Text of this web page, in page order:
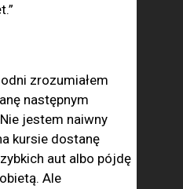
zrozumiałem
następnym
jestem naiwny
kursie dostanę
aut albo pójdę
Ale